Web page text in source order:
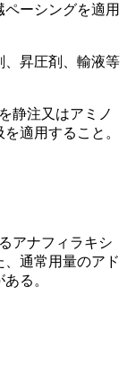
ーシングを適用
昇圧剤、輸液等
静注又はアミノ
適用すること。
アナフィラキシ
通常用量のアド
る。